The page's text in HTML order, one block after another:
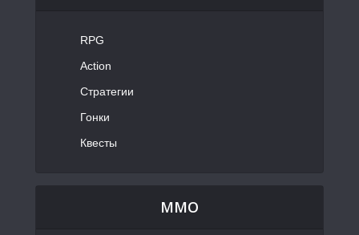
RPG
Action
Стратегии
Гонки
Квесты
MMO